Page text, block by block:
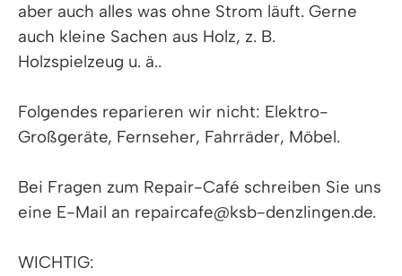
aber auch alles was ohne Strom läuft. Gerne
auch kleine Sachen aus Holz, z. B.
Holzspielzeug u. ä..
Folgendes reparieren wir nicht: Elektro-
Großgeräte, Fernseher, Fahrräder, Möbel.
Bei Fragen zum Repair-Café schreiben Sie uns
eine E-Mail an repaircafe@ksb-denzlingen.de.
WICHTIG: